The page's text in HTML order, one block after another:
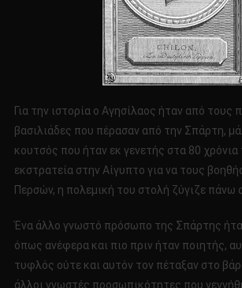
Για την ιστορία ο Αγησίλαος ήταν από τους
βασιλιάδες που πέρασαν από την Σπάρτη,
κουτσός που ήταν εκ γενετής στα 80 χρόνια
εκστρατεία στην Αίγυπτο για να τους
Περσών, η πολεμική του στολή ζύγιζε πάνω
Ένα άλλο γνωστό πρόσωπο της Σπάρτης
όπως ανέφερα και πιο πριν ήταν ποιητής,
τυφλός ούτε και αυτόν τον πέταξαν στο
άλλοι γνωστές προσωπικότητες που